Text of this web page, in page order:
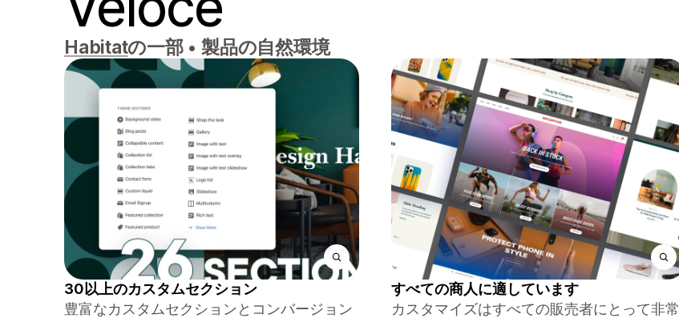
Habitatの一部 • 製品の自然環境
30以上のカスタムセクション
豊富なカスタムセクションとコンバージョン
すべての商人に適しています
カスタマイズはすべての販売者にとって非常